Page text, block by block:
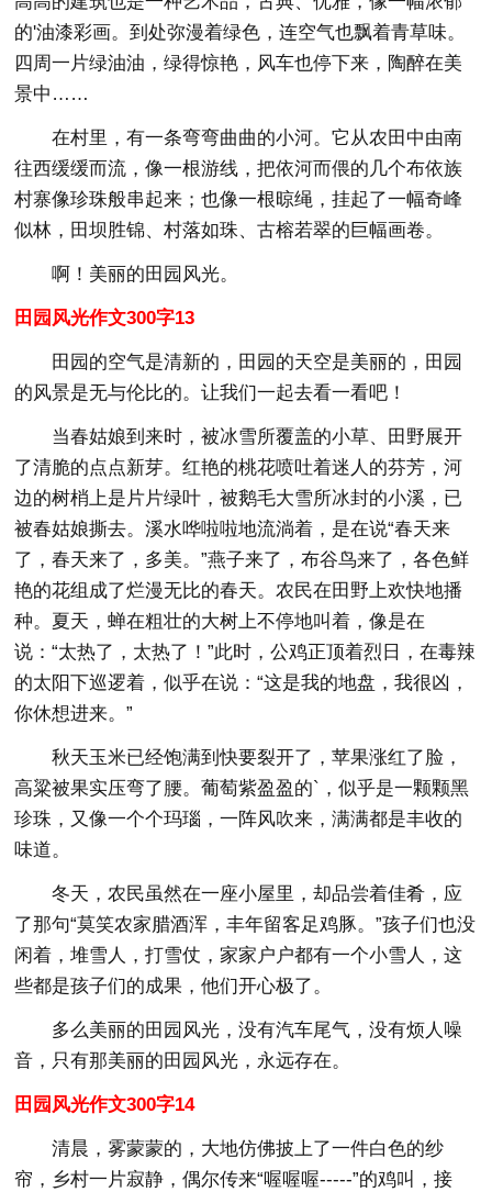
的'油漆彩画。到处弥漫着绿色，连空气也飘着青草味。
四周一片绿油油，绿得惊艳，风车也停下来，陶醉在美
景中……
在村里，有一条弯弯曲曲的小河。它从农田中由南
往西缓缓而流，像一根游线，把依河而偎的几个布依族
村寨像珍珠般串起来；也像一根晾绳，挂起了一幅奇峰
似林，田坝胜锦、村落如珠、古榕若翠的巨幅画卷。
啊！美丽的田园风光。
田园风光作文300字13
田园的空气是清新的，田园的天空是美丽的，田园
的风景是无与伦比的。让我们一起去看一看吧！
当春姑娘到来时，被冰雪所覆盖的小草、田野展开
了清脆的点点新芽。红艳的桃花喷吐着迷人的芬芳，河
边的树梢上是片片绿叶，被鹅毛大雪所冰封的小溪，已
被春姑娘撕去。溪水哗啦啦地流淌着，是在说“春天来
了，春天来了，多美。”燕子来了，布谷鸟来了，各色鲜
艳的花组成了烂漫无比的春天。农民在田野上欢快地播
种。夏天，蝉在粗壮的大树上不停地叫着，像是在
说：“太热了，太热了！”此时，公鸡正顶着烈日，在毒辣
的太阳下巡逻着，似乎在说：“这是我的地盘，我很凶，
你休想进来。”
秋天玉米已经饱满到快要裂开了，苹果涨红了脸，
高粱被果实压弯了腰。葡萄紫盈盈的`，似乎是一颗颗黑
珍珠，又像一个个玛瑙，一阵风吹来，满满都是丰收的
味道。
冬天，农民虽然在一座小屋里，却品尝着佳肴，应
了那句“莫笑农家腊酒浑，丰年留客足鸡豚。”孩子们也没
闲着，堆雪人，打雪仗，家家户户都有一个小雪人，这
些都是孩子们的成果，他们开心极了。
多么美丽的田园风光，没有汽车尾气，没有烦人噪
音，只有那美丽的田园风光，永远存在。
田园风光作文300字14
清晨，雾蒙蒙的，大地仿佛披上了一件白色的纱
帘，乡村一片寂静，偶尔传来“喔喔喔-----”的鸡叫，接